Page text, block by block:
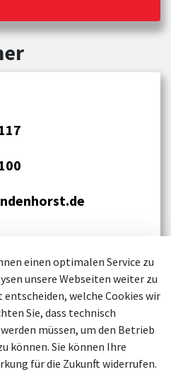
einen optimalen Service zu
unsere Webseiten weiter zu
entscheiden, welche Cookies wir
Sie, dass technisch
müssen, um den Betrieb
können. Sie können Ihre
für die Zukunft widerrufen.